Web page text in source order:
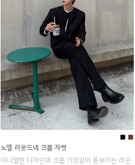
■ ■
노엘 라운드넥 크롭 자켓
미니멀한 디자인과 크롭 기장감이 돋보이는 라운